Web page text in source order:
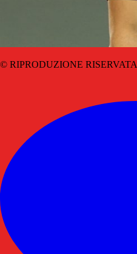
© RIPRODUZIONE RISERVATA